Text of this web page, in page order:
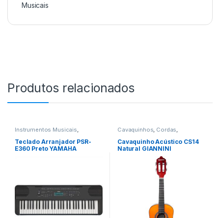
Musicais
Produtos relacionados
Instrumentos Musicais,
Teclado Arranjador PSR-
E360 Preto YAMAHA
Cavaquinhos, Cordas,
Instrumentos Musicais
Cavaquinho Acústico CS14
Natural GIANNINI